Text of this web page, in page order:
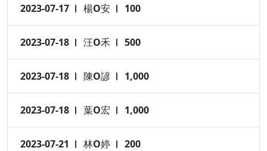
2023-07-17 楊O安 100
2023-07-18 汪O禾 500
2023-07-18 陳O諺 1,000
2023-07-18 葉O宏 1,000
2023-07-21 林O婷 200